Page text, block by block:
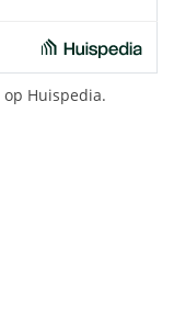
op Huispedia.